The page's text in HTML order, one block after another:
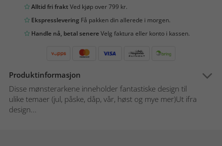
Alltid fri fraktVed kjøp over 799 kr.
Ekspresslevering Få pakken din allerede i morgen.
Handle nå, betal senereVelg faktura eller konto i kassen.
Produktinformasjon
Disse mønsterarkene inneholder fantastiske design til
ulike temaer (jul, påske, dåp, vår, høst og mye mer)Ut ifra
design...